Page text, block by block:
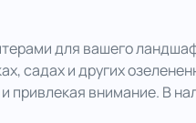
для вашего
садах и других
привлекая внимание. В